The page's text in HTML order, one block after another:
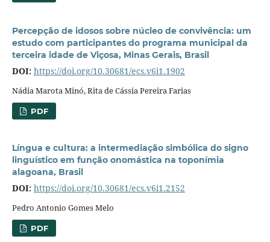
Percepção de idosos sobre núcleo de convivência: um
estudo com participantes do programa municipal da
terceira idade de Viçosa, Minas Gerais, Brasil
DOI: https://doi.org/10.30681/ecs.v6i1.1902
Nádia Marota Minó, Rita de Cássia Pereira Farias
PDF
Língua e cultura: a intermediação simbólica do signo
linguístico em função onomástica na toponímia
alagoana, Brasil
DOI: https://doi.org/10.30681/ecs.v6i1.2152
Pedro Antonio Gomes Melo
PDF